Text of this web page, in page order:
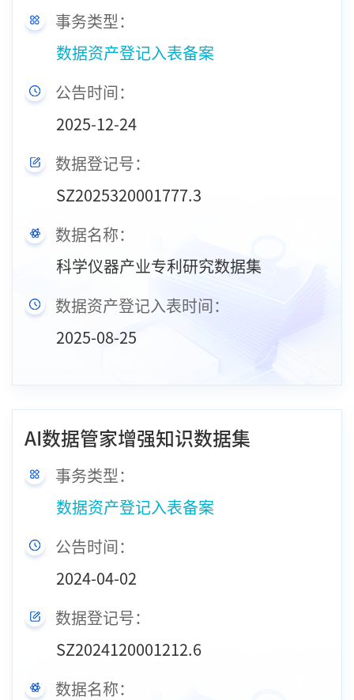
事务类型：
数据资产登记入表备案
公告时间：
2025-12-24
数据登记号：
SZ2025320001777.3
数据名称：
科学仪器产业专利研究数据集
数据资产登记入表时间：
2025-08-25
AI数据管家增强知识数据集
事务类型：
数据资产登记入表备案
公告时间：
2024-04-02
数据登记号：
SZ2024120001212.6
数据名称：